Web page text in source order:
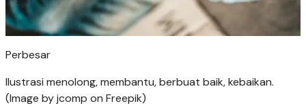
Perbesar
Ilustrasi menolong, membantu, berbuat baik, kebaikan.
(Image by jcomp on Freepik)